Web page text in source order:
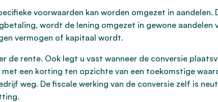
voorwaarden kan worden omgezet in aandelen.
wordt de lening omgezet in gewone aandelen
vermogen of kapitaal wordt.
de rente. Ook legt u vast wanneer de conversie
een korting ten opzichte van een toekomstige
weg. De fiscale werking van de conversie zelf is